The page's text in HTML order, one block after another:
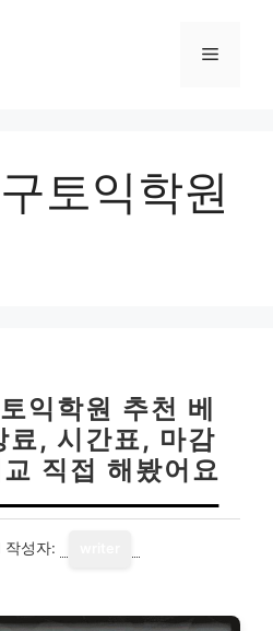
메
토익학원
익학원 추천 베
, 시간표, 마감
직접 해봤어요
작성자: